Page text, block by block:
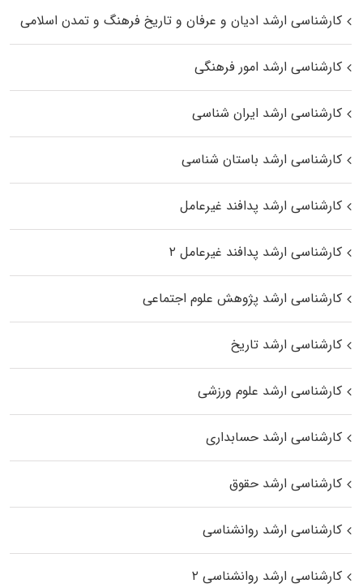
کارشناسی ارشد ادیان و عرفان و تاریخ فرهنگ و تمدن اسلامی
کارشناسی ارشد امور فرهنگی
کارشناسی ارشد ایران شناسی
کارشناسی ارشد باستان شناسی
کارشناسی ارشد پدافند غیرعامل
کارشناسی ارشد پدافند غیرعامل ۲
کارشناسی ارشد پژوهش علوم اجتماعی
کارشناسی ارشد تاریخ
کارشناسی ارشد علوم ورزشی
کارشناسی ارشد حسابداری
کارشناسی ارشد حقوق
کارشناسی ارشد روانشناسی
کارشناسی ارشد روانشناسی ۲